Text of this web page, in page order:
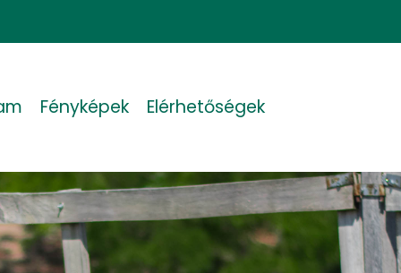
Fényképek Elérhetőségek